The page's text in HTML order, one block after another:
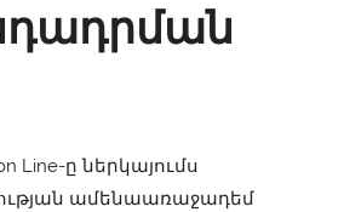
Line-ը ներկայումս
ամենաառաջադեմ